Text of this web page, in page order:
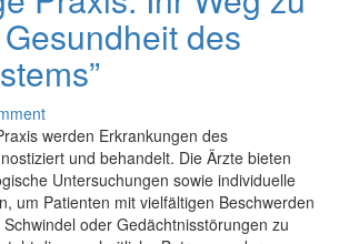
des
werden Erkrankungen des
und behandelt. Die Ärzte bieten
Untersuchungen sowie individuelle
um Patienten mit vielfältigen Beschwerden
oder Gedächtnisstörungen zu